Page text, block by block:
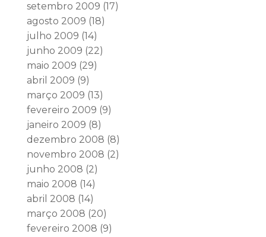
setembro 2009 (17)
agosto 2009 (18)
julho 2009 (14)
junho 2009 (22)
maio 2009 (29)
abril 2009 (9)
março 2009 (13)
fevereiro 2009 (9)
janeiro 2009 (8)
dezembro 2008 (8)
novembro 2008 (2)
junho 2008 (2)
maio 2008 (14)
abril 2008 (14)
março 2008 (20)
fevereiro 2008 (9)